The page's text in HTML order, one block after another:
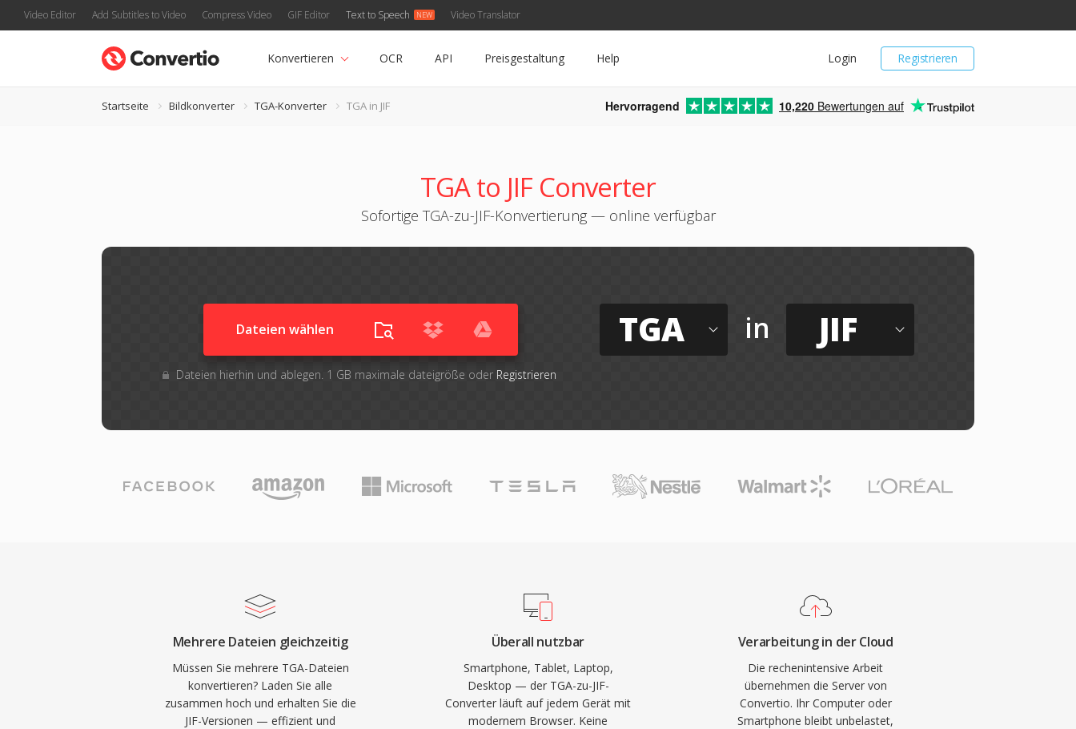
Video Editor Add Subtitles to Video Compress Video GIF Editor Text to Speech Video Translator
Registrieren
Login
Konvertieren OCR API Preisgestaltung Help
Startseite Bildkonverter TGA-Konverter TGA in JIF Hervorragend 10,220 Bewertungen auf
TGA to JIF Converter
Sofortige TGA-zu-JIF-Konvertierung — online verfügbar
Dateien wählen
Dateien hierhin und ablegen. 1 GB maximale dateigröße oder Registrieren
TGA in JIF
Mehrere Dateien gleichzeitig
Müssen Sie mehrere TGA-Dateien
konvertieren? Laden Sie alle
zusammen hoch und erhalten Sie die
JIF-Versionen — effizient und
Überall nutzbar
Smartphone, Tablet, Laptop,
Desktop — der TGA-zu-JIF-
Converter läuft auf jedem Gerät mit
modernem Browser. Keine
Verarbeitung in der Cloud
Die rechenintensive Arbeit
übernehmen die Server von
Convertio. Ihr Computer oder
Smartphone bleibt unbelastet,